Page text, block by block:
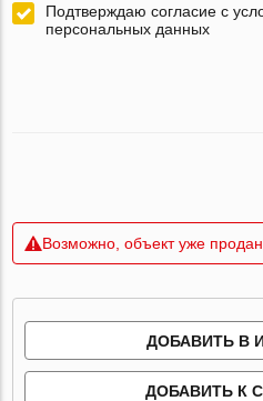
Подтверждаю согласие с
персональных данных
Возможно, объект уже
ДОБАВИТЬ В
ДОБАВИТЬ К